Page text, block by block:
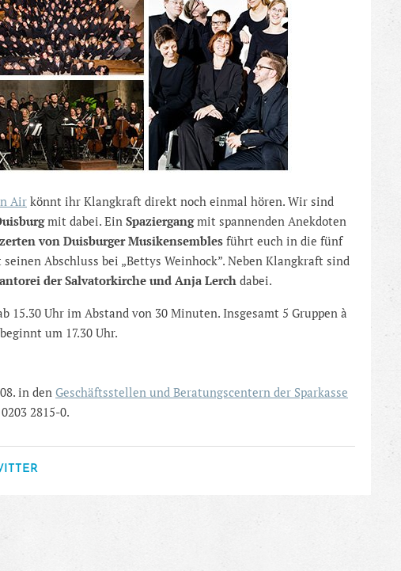
Air könnt ihr Klangkraft direkt noch einmal hören. Wir sind
mit dabei. Ein Spaziergangmit spannenden Anekdoten
von Duisburger Musikensembles führt euch in die fünf
Abschluss bei „Bettys Weinhock”. Neben Klangkraft sind
der Salvatorkirche und Anja Lerch dabei.
15.30 Uhr im Abstand von 30 Minuten. Insgesamt 5 Gruppen à
um 17.30 Uhr.
in den Geschäftsstellen und Beratungscentern der Sparkasse
2815-0.